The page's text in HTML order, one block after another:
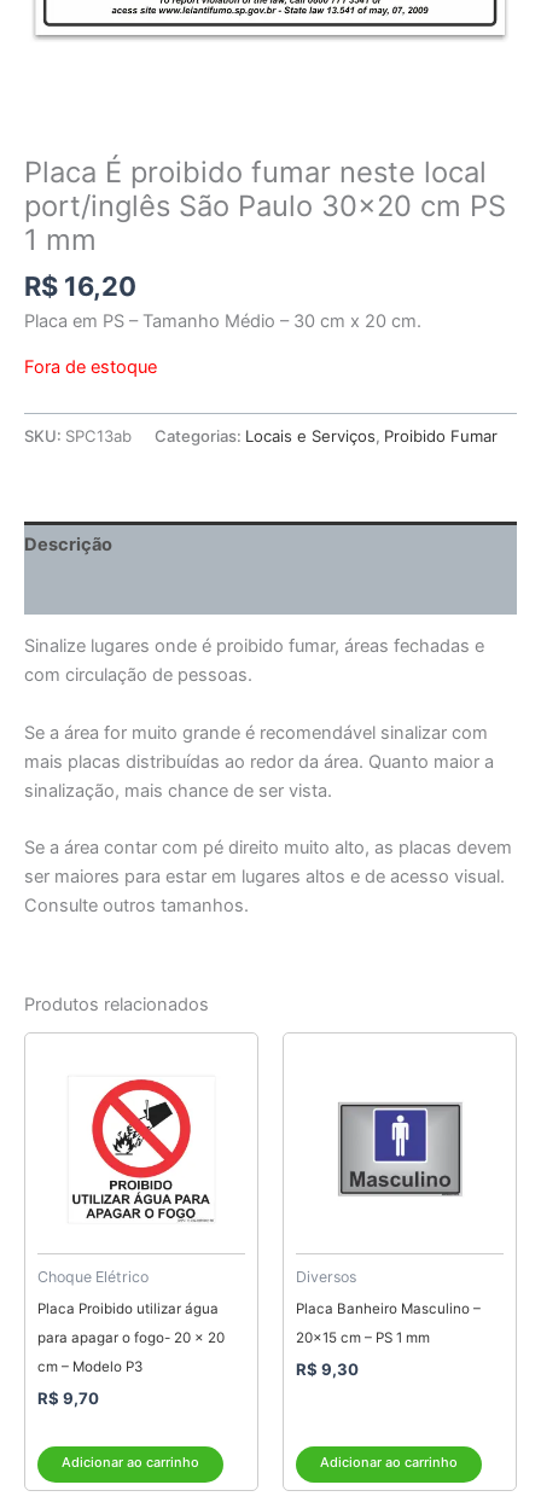
Placa É proibido fumar neste local
port/inglês São Paulo 30×20 cm PS
1 mm
R$ 16,20
Placa em PS – Tamanho Médio – 30 cm x 20 cm.
Fora de estoque
SKU: SPC13ab Categorias: Locais e Serviços, Proibido Fumar
Descrição
Sinalize lugares onde é proibido fumar, áreas fechadas e
com circulação de pessoas.
Se a área for muito grande é recomendável sinalizar com
mais placas distribuídas ao redor da área. Quanto maior a
sinalização, mais chance de ser vista.
Se a área contar com pé direito muito alto, as placas devem
ser maiores para estar em lugares altos e de acesso visual.
Consulte outros tamanhos.
Produtos relacionados
Choque Elétrico
Placa Proibido utilizar água
para apagar o fogo- 20 x 20
cm – Modelo P3
R$ 9,70
Adicionar ao carrinho
Diversos
Placa Banheiro Masculino –
20×15 cm – PS 1 mm
R$ 9,30
Adicionar ao carrinho